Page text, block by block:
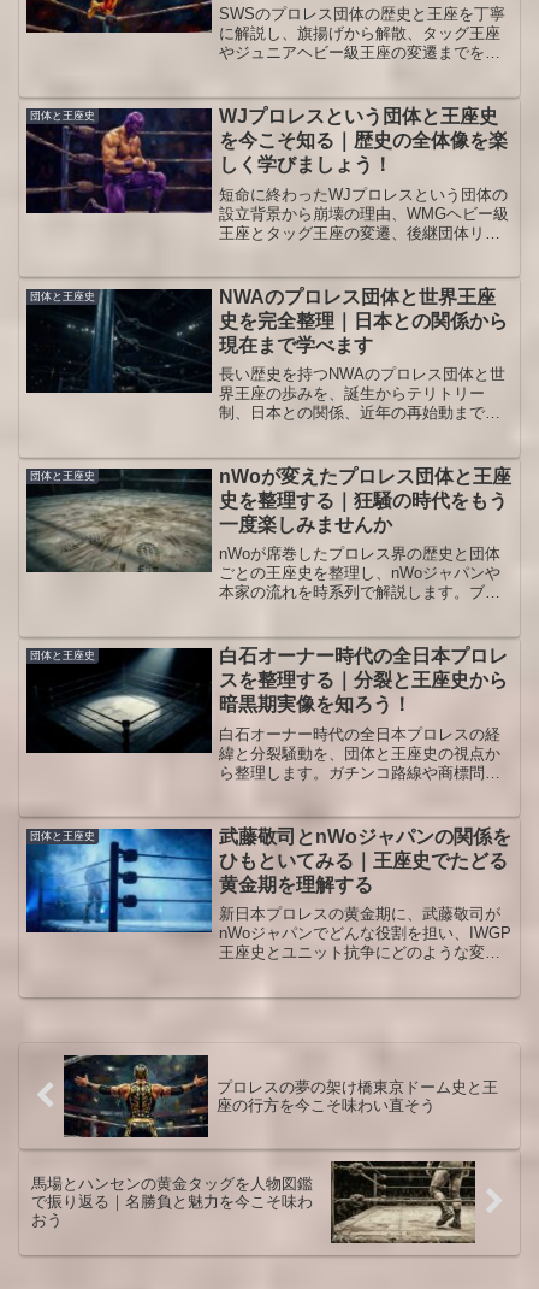
SWSのプロレス団体の歴史と王座を丁寧
に解説し、旗揚げから解散、タッグ王座
やジュニアヘビー級王座の変遷までを整
SWSのプロレスが持っていた独自性や他
団体との違いも整理できるはずです。
団体と王座史
WJプロレスという団体と王座史
を今こそ知る｜歴史の全体像を楽
しく学びましょう！
短命に終わったWJプロレスという団体の
設立背景から崩壊の理由、WMGヘビー級
王座とタッグ王座の変遷、後継団体リキ
興行トラブルやX1を含む黒歴史も冷静に
振り返り、当時を知らない世代でも流れ
がつかめる内容です。
団体と王座史
NWAのプロレス団体と世界王座
史を完全整理｜日本との関係から
現在まで学べます
長い歴史を持つNWAのプロレス団体と世
界王座の歩みを、誕生からテリトリー
制、日本との関係、近年の再始動まで通
や歴史に初めて触れるファンでも流れを
追いやすい入門ガイドとなる内容です。
団体と王座史
nWoが変えたプロレス団体と王座
史を整理する｜狂騒の時代をもう
一度楽しみませんか
nWoが席巻したプロレス界の歴史と団体
ごとの王座史を整理し、nWoジャパンや
本家の流れを時系列で解説します。ブー
ていた世代も、映像配信で後追い観戦す
る世代も整理しやすい内容です。
団体と王座史
白石オーナー時代の全日本プロレ
スを整理する｜分裂と王座史から
暗黒期実像を知ろう！
白石オーナー時代の全日本プロレスの経
緯と分裂騒動を、団体と王座史の視点か
ら整理します。ガチンコ路線や商標問題
見ていたファンも、最近興味を持った人
も、団体の流れを一気につかめる内容で
す。
団体と王座史
武藤敬司とnWoジャパンの関係を
ひもといてみる｜王座史でたどる
黄金期を理解する
新日本プロレスの黄金期に、武藤敬司が
nWoジャパンでどんな役割を担い、IWGP
王座史とユニット抗争にどのような変化
プロレスの夢の架け橋東京ドーム史と王
座の行方を今こそ味わい直そう
馬場とハンセンの黄金タッグを人物図鑑
で振り返る｜名勝負と魅力を今こそ味わ
おう